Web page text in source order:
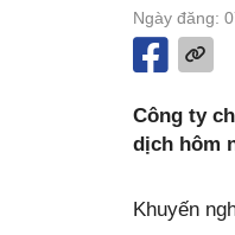
Ngày đăng:
Công ty
dịch hôm
Khuyến